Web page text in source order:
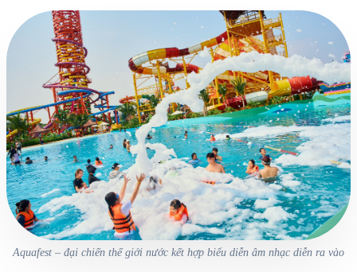
Aquafest – đại chiến thế giới nước kết hợp biểu diễn âm nhạc diễn ra vào